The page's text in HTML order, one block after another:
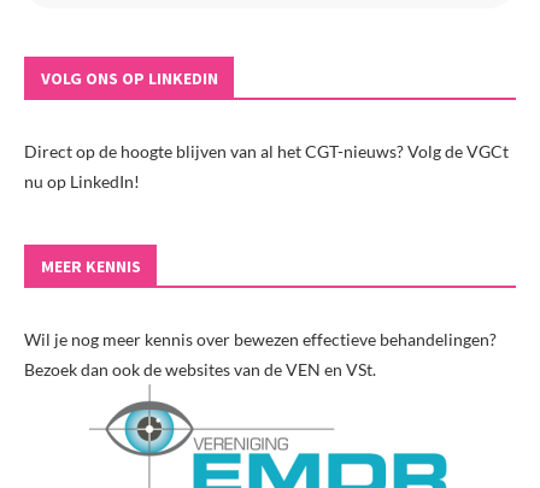
VOLG ONS OP LINKEDIN
Direct op de hoogte blijven van al het CGT-nieuws? Volg de VGCt
nu op LinkedIn!
MEER KENNIS
Wil je nog meer kennis over bewezen effectieve behandelingen?
Bezoek dan ook de websites van de VEN en VSt.